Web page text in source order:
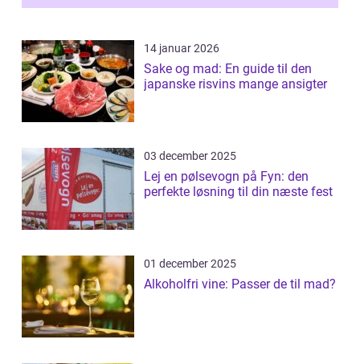
14 januar 2026
Sake og mad: En guide til den
japanske risvins mange ansigter
03 december 2025
Lej en pølsevogn på Fyn: den
perfekte løsning til din næste fest
01 december 2025
Alkoholfri vine: Passer de til mad?